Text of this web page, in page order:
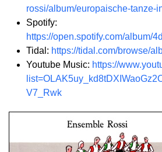
rossi/album/europaische-tanze-
Spotify:
https://open.spotify.com/album/
Tidal: https://tidal.com/browse/
Youtube Music: https://
V7_Rwk